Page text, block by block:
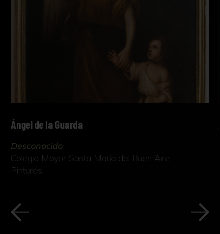
Ángel de la Guarda
Desconocido
Colegio Mayor Santa María del Buen Aire
Pinturas